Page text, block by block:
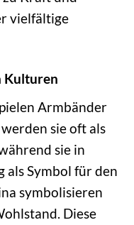
vielfältige
Kulturen
Armbänder
sie oft als
sie in
Symbol für den
symbolisieren
Diese